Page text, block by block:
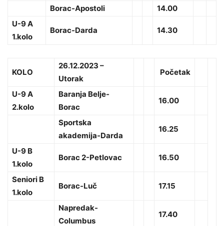
Borac-Apostoli
14.00
U-9 A
1.kolo
Borac-Darda 14.30
KOLO
26.12.2023 –
Utorak
Početak
U-9 A
2.kolo
Baranja Belje-
Borac
16.00
Sportska
akademija-Darda
16.25
U-9 B
1.kolo
Borac 2-Petlovac 16.50
Seniori B
1.kolo
Borac-Luč 17.15
Napredak-
Columbus
17.40